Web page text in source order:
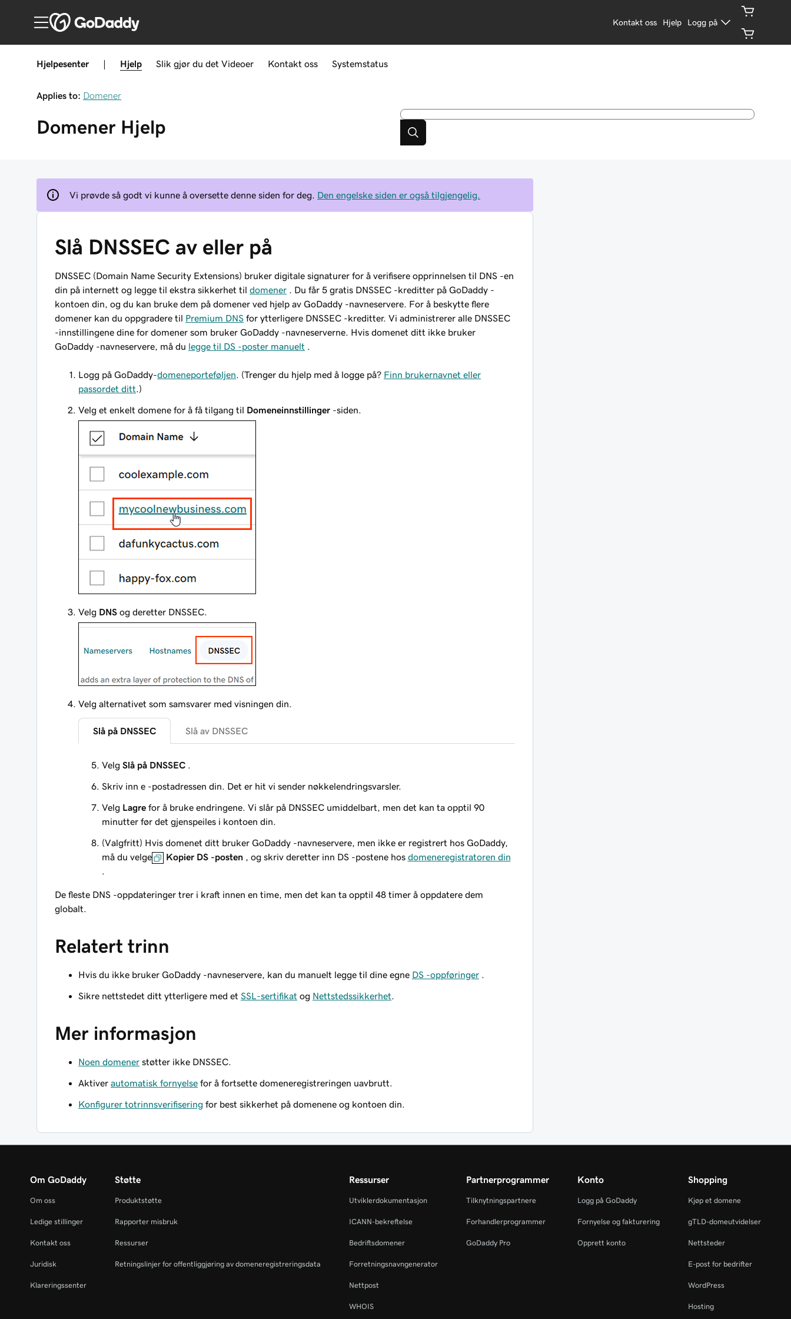
Kontakt oss Hjelp Logg på
Hjelpesenter Hjelp Slik gjør du det Videoer Kontakt oss Systemstatus
Applies to: Domener
Domener Hjelp
Vi prøvde så godt vi kunne å oversette denne siden for deg. Den engelske siden er også tilgjengelig.
Slå DNSSEC av eller på
DNSSEC (Domain Name Security Extensions) bruker digitale signaturer for å verifisere opprinnelsen til DNS -en
din på internett og legge til ekstra sikkerhet til domener . Du får 5 gratis DNSSEC -kreditter på GoDaddy -
kontoen din, og du kan bruke dem på domener ved hjelp av GoDaddy -navneservere. For å beskytte flere
domener kan du oppgradere til Premium DNS for ytterligere DNSSEC -kreditter. Vi administrerer alle DNSSEC
-innstillingene dine for domener som bruker GoDaddy -navneserverne. Hvis domenet ditt ikke bruker
GoDaddy -navneservere, må du legge til DS -poster manuelt
Logg på GoDaddy-domeneporteføljen . (Trenger du hjelp med å logge på? Finn brukernavnet eller
passordet ditt .)
Velg et enkelt domene for å få tilgang til Domeneinnstillinger -siden.
Velg DNS og deretter DNSSEC.
Velg alternativet som samsvarer med visningen din.
Slå på DNSSEC Slå av DNSSEC
Velg Slå på DNSSEC
Skriv inn e -postadressen din. Det er hit vi sender nøkkelendringsvarsler.
Velg Lagre for å bruke endringene. Vi slår på DNSSEC umiddelbart, men det kan ta opptil 90
minutter før det gjenspeiles i kontoen din.
(Valgfritt) Hvis domenet ditt bruker GoDaddy -navneservere, men ikke er registrert hos GoDaddy,
må du velge
Kopier DS -posten, og skriv deretter inn DS -postene hos domeneregistratoren din
De fleste DNS -oppdateringer trer i kraft innen en time, men det kan ta opptil 48 timer å oppdatere dem
globalt.
Relatert trinn
Hvis du ikke bruker GoDaddy -navneservere, kan du manuelt legge til dine egne DS -oppføringer
Sikre nettstedet ditt ytterligere med et SSL-sertifikat og Nettstedssikkerhet
Mer informasjon
Noen domener støtter ikke DNSSEC.
Aktiver automatisk fornyelse for å fortsette domeneregistreringen uavbrutt.
Konfigurer totrinnsverifisering for best sikkerhet på domenene og kontoen din.
Om GoDaddy
Om oss
Ledige stillinger
Kontakt oss
Juridisk
Klareringssenter
Støtte
Produktstøtte
Rapporter misbruk
Ressurser
Retningslinjer for offentliggjøring av domeneregistreringsdata
Ressurser
Utviklerdokumentasjon
ICANN-bekreftelse
Bedriftsdomener
Forretningsnavngenerator
Nettpost
WHOIS
Partnerprogrammer
Tilknytningspartnere
Forhandlerprogrammer
GoDaddy Pro
Konto
Logg på GoDaddy
Fornyelse og fakturering
Opprett konto
Shopping
Kjøp et domene
gTLD-domeutvidelser
Nettsteder
E-post for bedrifter
WordPress
Hosting